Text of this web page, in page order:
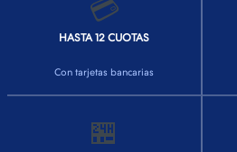
💳
HASTA 12 CUOTAS
Con tarjetas bancarias
🏪